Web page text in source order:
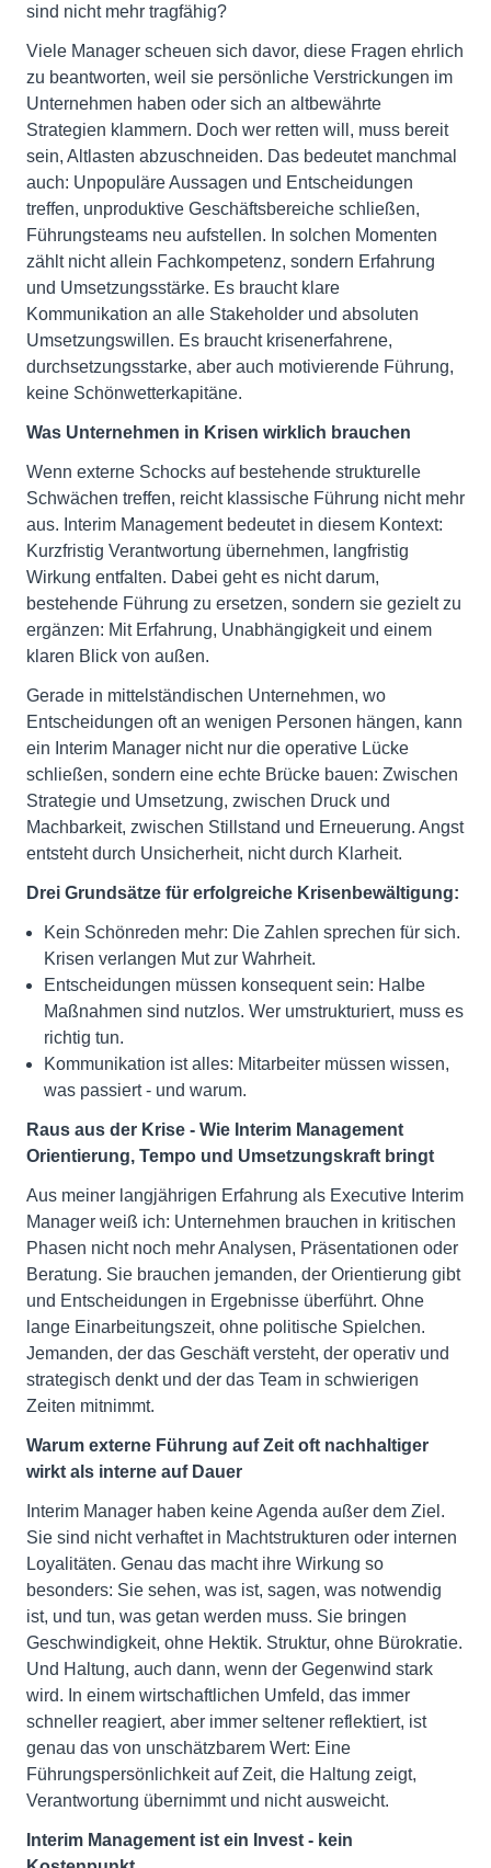
sind nicht mehr tragfähig?
Viele Manager scheuen sich davor, diese Fragen ehrlich
zu beantworten, weil sie persönliche Verstrickungen im
Unternehmen haben oder sich an altbewährte
Strategien klammern. Doch wer retten will, muss bereit
sein, Altlasten abzuschneiden. Das bedeutet manchmal
auch: Unpopuläre Aussagen und Entscheidungen
treffen, unproduktive Geschäftsbereiche schließen,
Führungsteams neu aufstellen. In solchen Momenten
zählt nicht allein Fachkompetenz, sondern Erfahrung
und Umsetzungsstärke. Es braucht klare
Kommunikation an alle Stakeholder und absoluten
Umsetzungswillen. Es braucht krisenerfahrene,
durchsetzungsstarke, aber auch motivierende Führung,
keine Schönwetterkapitäne.
Was Unternehmen in Krisen wirklich brauchen
Wenn externe Schocks auf bestehende strukturelle
Schwächen treffen, reicht klassische Führung nicht mehr
aus. Interim Management bedeutet in diesem Kontext:
Kurzfristig Verantwortung übernehmen, langfristig
Wirkung entfalten. Dabei geht es nicht darum,
bestehende Führung zu ersetzen, sondern sie gezielt zu
ergänzen: Mit Erfahrung, Unabhängigkeit und einem
klaren Blick von außen.
Gerade in mittelständischen Unternehmen, wo
Entscheidungen oft an wenigen Personen hängen, kann
ein Interim Manager nicht nur die operative Lücke
schließen, sondern eine echte Brücke bauen: Zwischen
Strategie und Umsetzung, zwischen Druck und
Machbarkeit, zwischen Stillstand und Erneuerung. Angst
entsteht durch Unsicherheit, nicht durch Klarheit.
Drei Grundsätze für erfolgreiche Krisenbewältigung:
Kein Schönreden mehr: Die Zahlen sprechen für sich.
Krisen verlangen Mut zur Wahrheit.
Entscheidungen müssen konsequent sein: Halbe
Maßnahmen sind nutzlos. Wer umstrukturiert, muss es
richtig tun.
Kommunikation ist alles: Mitarbeiter müssen wissen,
was passiert - und warum.
Raus aus der Krise - Wie Interim Management
Orientierung, Tempo und Umsetzungskraft bringt
Aus meiner langjährigen Erfahrung als Executive Interim
Manager weiß ich: Unternehmen brauchen in kritischen
Phasen nicht noch mehr Analysen, Präsentationen oder
Beratung. Sie brauchen jemanden, der Orientierung gibt
und Entscheidungen in Ergebnisse überführt. Ohne
lange Einarbeitungszeit, ohne politische Spielchen.
Jemanden, der das Geschäft versteht, der operativ und
strategisch denkt und der das Team in schwierigen
Zeiten mitnimmt.
Warum externe Führung auf Zeit oft nachhaltiger
wirkt als interne auf Dauer
Interim Manager haben keine Agenda außer dem Ziel.
Sie sind nicht verhaftet in Machtstrukturen oder internen
Loyalitäten. Genau das macht ihre Wirkung so
besonders: Sie sehen, was ist, sagen, was notwendig
ist, und tun, was getan werden muss. Sie bringen
Geschwindigkeit, ohne Hektik. Struktur, ohne Bürokratie.
Und Haltung, auch dann, wenn der Gegenwind stark
wird. In einem wirtschaftlichen Umfeld, das immer
schneller reagiert, aber immer seltener reflektiert, ist
genau das von unschätzbarem Wert: Eine
Führungspersönlichkeit auf Zeit, die Haltung zeigt,
Verantwortung übernimmt und nicht ausweicht.
Interim Management ist ein Invest - kein